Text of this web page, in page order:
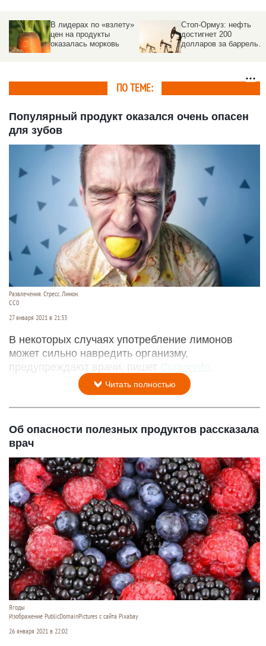
Стоп-Ормуз: нефть
достигнет 200
долларов за баррель.
Стоимость ОСАГО
резко выросла
ПО ТЕМЕ:
Популярный продукт оказался очень опасен
для зубов
Развлечения. Стресс. Лимон.
СС0
27 января 2021 в 21:33
В некоторых случаях употребление лимонов
может сильно навредить организму,
предупреждают врачи, пишет Cursorinfo
Читать полностью
Об опасности полезных продуктов рассказала
врач
Ягоды
Изображение PublicDomainPictures с сайта Pixabay
26 января 2021 в 22:02